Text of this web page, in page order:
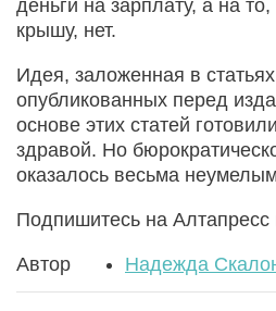
деньги на зарплату, а на
крышу, нет.
Идея, заложенная в
опубликованных перед
основе этих статей
здравой. Но
оказалось весьма
Подпишитесь на Алтапресс
Автор Надежда